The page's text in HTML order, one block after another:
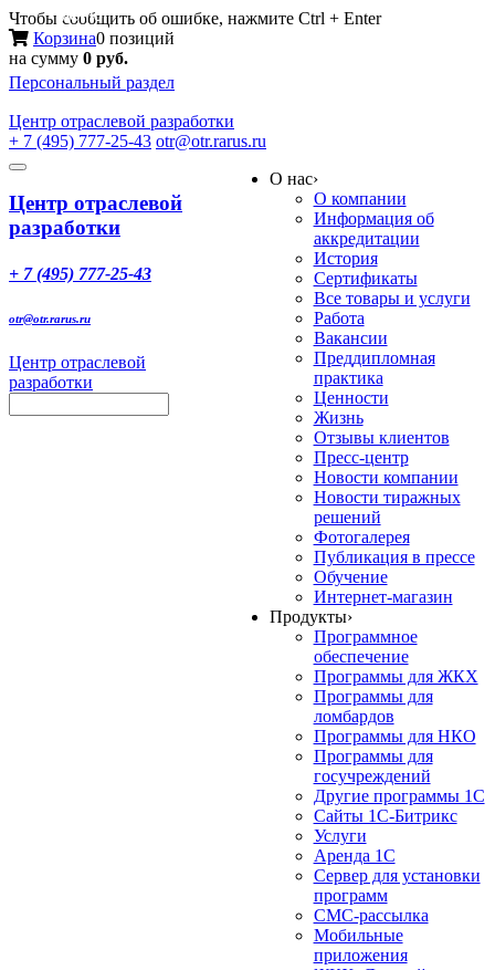
Чтобы сообщить об ошибке, нажмите Ctrl + Enter
Корзина0 позиций
на сумму 0 руб.
Персональный раздел
Центр отраслевой разработки
+ 7 (495) 777-25-43 otr@otr.rarus.ru
Toggle
Меню
Центр отраслевой
разработки
+ 7 (495) 777-25-43
otr@otr.rarus.ru
Центр отраслевой
разработки
О нас›
О компании
Информация об
аккредитации
История
Сертификаты
Все товары и услуги
Работа
Вакансии
Преддипломная
практика
Ценности
Жизнь
Отзывы клиентов
Пресс-центр
Новости компании
Новости тиражных
решений
Фотогалерея
Публикация в прессе
Обучение
Интернет-магазин
Продукты›
Программное
обеспечение
Программы для ЖКХ
Программы для
ломбардов
Программы для НКО
Программы для
госучреждений
Другие программы 1С
Сайты 1С-Битрикс
Услуги
Аренда 1С
Сервер для установки
программ
СМС-рассылка
Мобильные
приложения